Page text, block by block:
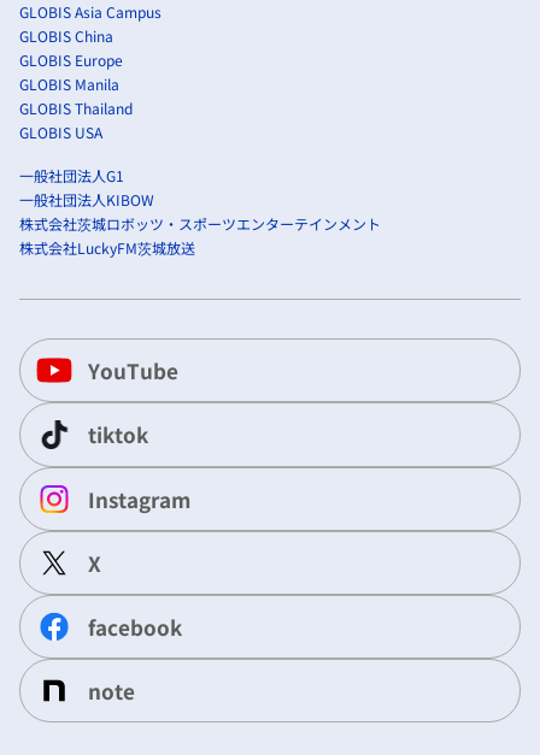
GLOBIS Asia Campus
GLOBIS China
GLOBIS Europe
GLOBIS Manila
GLOBIS Thailand
GLOBIS USA
一般社団法人G1
一般社団法人KIBOW
株式会社茨城ロボッツ・スポーツエンターテインメント
株式会社LuckyFM茨城放送
YouTube
tiktok
Instagram
X
facebook
note